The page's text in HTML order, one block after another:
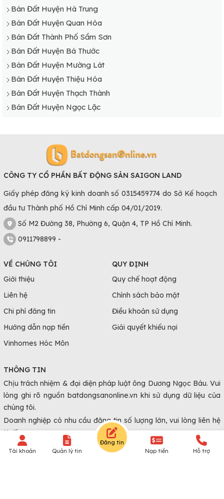
Bán Đất Huyện Hà Trung
Bán Đất Huyện Quan Hóa
Bán Đất Thành Phố Sầm Sơn
Bán Đất Huyện Bá Thước
Bán Đất Huyện Mường Lát
Bán Đất Huyện Thiệu Hóa
Bán Đất Huyện Thạch Thành
Bán Đất Huyện Ngọc Lặc
CÔNG TY CỔ PHẦN BẤT ĐỘNG SẢN SAIGON LAND
Giấy phép đăng ký kinh doanh số 0315459774 do Sở Kế hoạch
đầu tư Thành phố Hồ Chí Minh cấp 04/01/2019.
Số M2 Đường 38, Phường 6, Quận 4, TP Hồ Chí Minh.
0911798899 -
VỀ CHÚNG TÔI
Giới thiệu
Liên hệ
Chi phí đăng tin
Hướng dẫn nạp tiền
Vinhomes Hóc Môn
QUY ĐỊNH
Quy chế hoạt động
Chính sách bảo mật
Điều khoản sử dụng
Giải quyết khiếu nại
THÔNG TIN
Chịu trách nhiệm & đại diện pháp luật ông Dương Ngọc Báu. Vui
lòng ghi rõ nguồn batdongsanonline.vn khi sử dụng dữ liệu của
chúng tôi.
Doanh nghiệp có nhu cầu đăng tin số lượng lớn, vui lòng liên hệ
Hotline.
Tài khoản Quản lý tin
Đăng tin
Nạp tiền
Hỗ trợ